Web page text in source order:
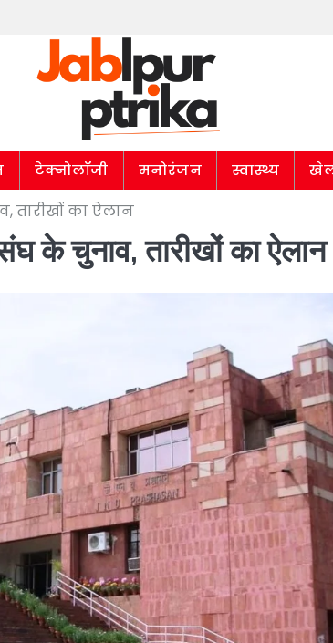
टेक्नोलॉजी मनोरंजन स्वास्थ्य
तारीखों का ऐलान
के चुनाव, तारीखों का ऐलान